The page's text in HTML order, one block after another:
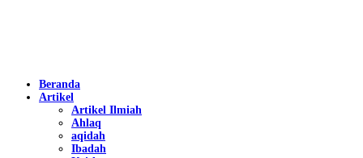
Beranda
Artikel
Artikel Ilmiah
Ahlaq
aqidah
Ibadah